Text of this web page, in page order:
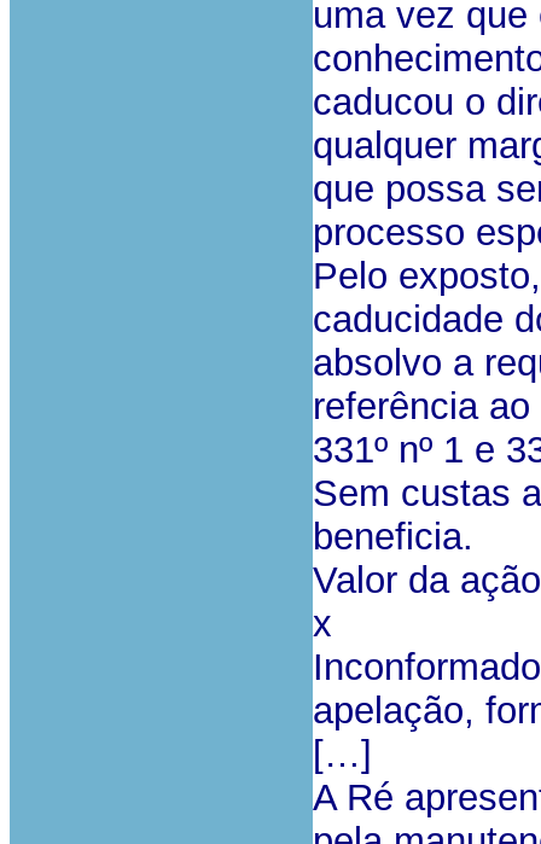
uma vez
caducou o
qualquer
que possa
processo
Pelo
caducidade
absolvo a
referência ao
331º nº 1 e
Sem custas
beneficia.
Valor da
x
apelação,
[…]
A Ré